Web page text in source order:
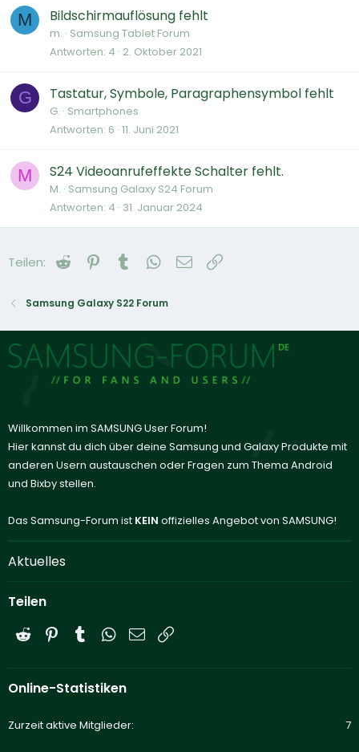
M Bildschirmauflösung fehlt
m. Samsung Tablet Forum
Antworten 4 2. Oktober 2021
G Tastatur, Symbole, Paragraphensymbol fehlt
G. Smartphones
Antworten 6 11. Juni 2021
M S24 Videoanrufeffekte Schalter fehlt.
M. Samsung Galaxy S24 Forum
Antworten 4 31. Januar 2024
Teilen: Reddit Pinterest
Tumblr WhatsApp
E-Mail
Samsung Galaxy S22 Forum
Willkommen im SAMSUNG User Forum!
Hier kannst du dich über deine Samsung und Galaxy Produkte mit
anderen Usern austauschen oder Fragen zum Thema Android
und Bixby stellen.
Das Samsung-Forum ist KEIN offizielles Angebot von SAMSUNG!
Aktuelles
Teilen
Reddit PinterestTumblrWhatsApp
E-Mail
Online-Statistiken
Zurzeit aktive Mitglieder 7